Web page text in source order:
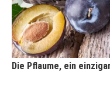
Die Pflaume, ein